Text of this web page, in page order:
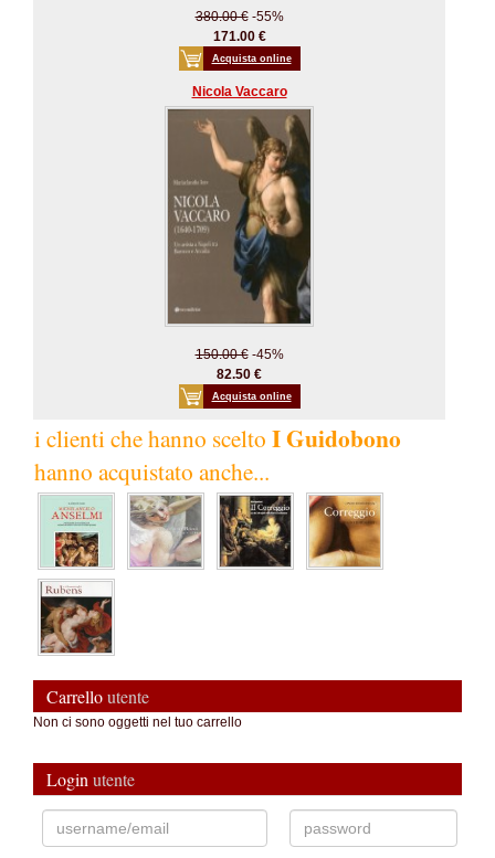
380.00 €-55%
171.00 €
Acquista online
Nicola Vaccaro
150.00 €-45%
82.50 €
Acquista online
i clienti che hanno scelto I Guidobono
hanno acquistato anche...
Carrelloutente
Non ci sono oggetti nel tuo carrello
Login utente